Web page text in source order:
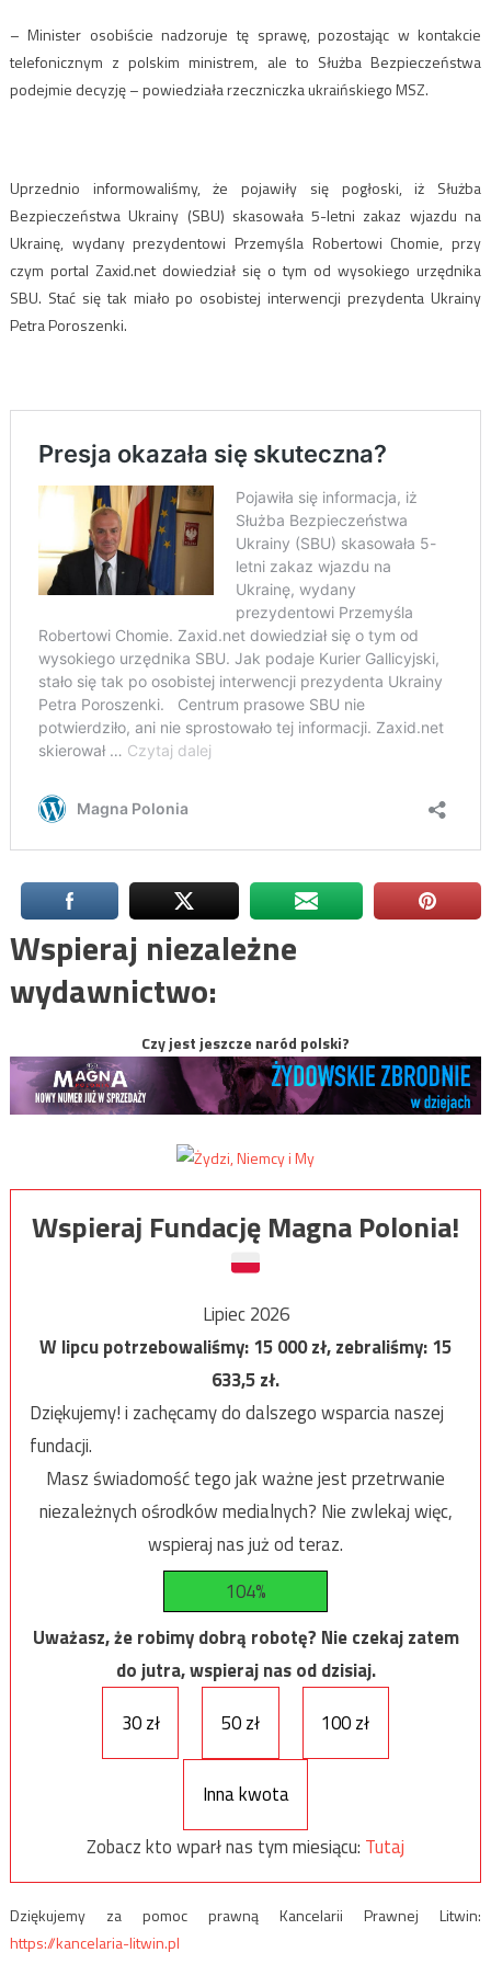
– Minister osobiście nadzoruje tę sprawę, pozostając w kontakcie
telefonicznym z polskim ministrem, ale to Służba Bezpieczeństwa
podejmie decyzję – powiedziała rzeczniczka ukraińskiego MSZ.
Uprzednio informowaliśmy, że pojawiły się pogłoski, iż Służba
Bezpieczeństwa Ukrainy (SBU) skasowała 5-letni zakaz wjazdu na
Ukrainę, wydany prezydentowi Przemyśla Robertowi Chomie, przy
czym portal Zaxid.net dowiedział się o tym od wysokiego urzędnika
SBU. Stać się tak miało po osobistej interwencji prezydenta Ukrainy
Petra Poroszenki.
Wspieraj niezależne
wydawnictwo:
Czy jest jeszcze naród polski?
Wspieraj Fundację Magna Polonia!
Lipiec 2026
W lipcu potrzebowaliśmy:15 000zł, zebraliśmy:15
633,5zł.
Dziękujemy! i zachęcamy do dalszego wsparcia naszej
fundacji.
Masz świadomość tego jak ważne jest przetrwanie
niezależnych ośrodków medialnych? Nie zwlekaj więc,
wspieraj nas już od teraz.
104%
Uważasz, że robimy dobrą robotę? Nie czekaj zatem
do jutra, wspieraj nas od dzisiaj.
30 zł
50 zł 100 zł
Inna kwota
Zobacz kto wparł nas tym miesiącu: Tutaj
Dziękujemy za pomoc prawną Kancelarii Prawnej Litwin:
https://kancelaria-litwin.pl